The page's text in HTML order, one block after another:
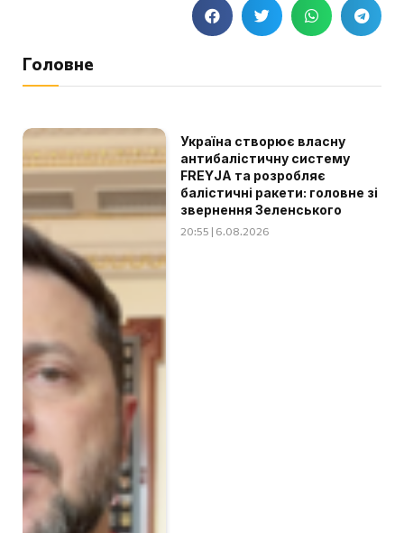
Головне
Україна створює власну
антибалістичну систему
FREYJA та розробляє
балістичні ракети: головне зі
звернення Зеленського
20:55 | 6.08.2026